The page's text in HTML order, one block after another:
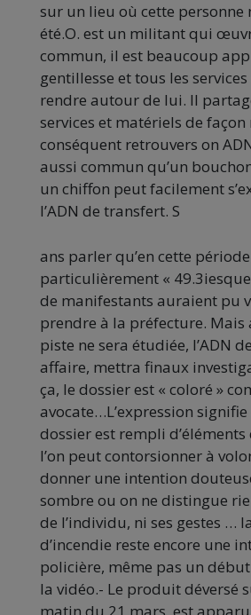
sur un lieu où cette personne
été.O. est un militant qui
commun, il est beaucoup
gentillesse et tous les
rendre autour de lui. Il
services et matériels de
conséquent retrouvers on
aussi commun qu’un
un chiffon peut facilement
l’ADN de transfert. S
ans parler qu’en cette période
particulièrement «
de manifestants auraient pu
prendre à la préfecture. Mais
piste ne sera étudiée, l’ADN
affaire, mettra finaux
ça, le dossier est « coloré »
avocate…L’expression
dossier est rempli
l’on peut contorsionner à
donner une intention
sombre ou on ne distingue
de l’individu, ni ses gestes …
d’incendie reste encore une
policière, même pas un
la vidéo.- Le produit déversé